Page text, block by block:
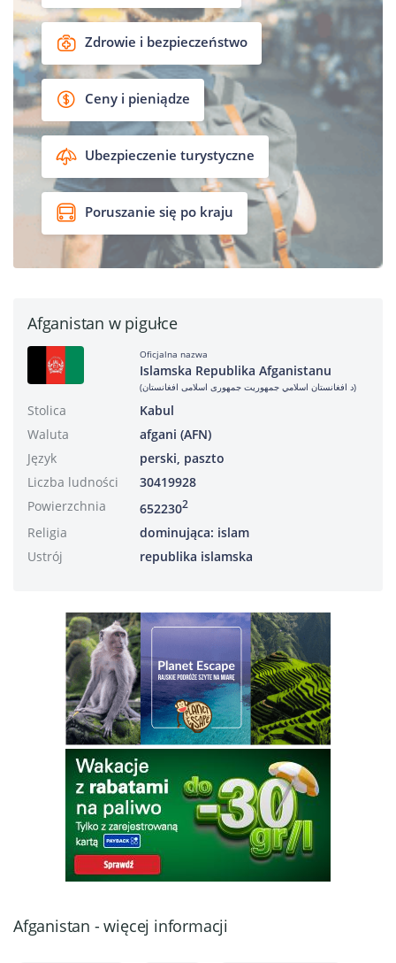
Zdrowie i bezpieczeństwo
Ceny i pieniądze
Ubezpieczenie turystyczne
Poruszanie się po kraju
Afganistan w pigułce
Oficjalna nazwa
Islamska Republika Afganistanu
(د افغانستان اسلامي جمهوریت جمهوری اسلامی افغانستان)
Stolica
Kabul
Waluta
afgani (AFN)
Język
perski, paszto
Liczba ludności
30419928
Powierzchnia
6522302
Religia
dominująca: islam
Ustrój
republika islamska
Afganistan - więcej informacji